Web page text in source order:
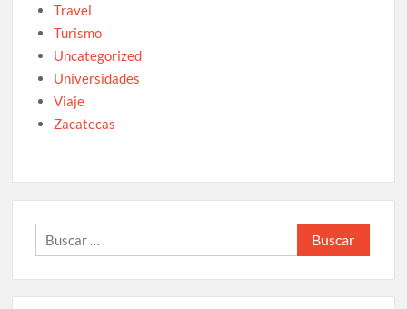
Travel
Turismo
Uncategorized
Universidades
Viaje
Zacatecas
Buscar: